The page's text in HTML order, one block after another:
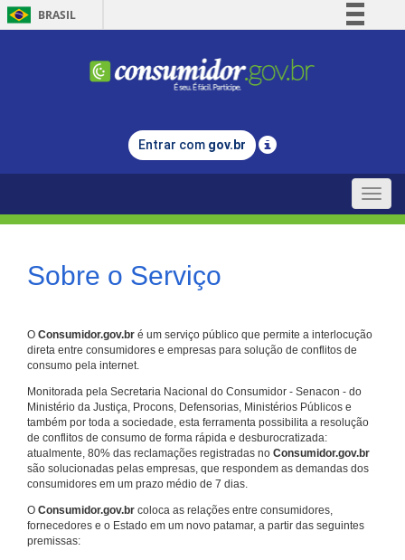
BRASIL
Comunica BR
Legislação
Entrar com gov.br
Toggle
Sobre o Serviço
O Consumidor.gov.br é um serviço público que permite a interlocução
direta entre consumidores e empresas para solução de conflitos de
consumo pela internet.
Monitorada pela Secretaria Nacional do Consumidor - Senacon - do
Ministério da Justiça, Procons, Defensorias, Ministérios Públicos e
também por toda a sociedade, esta ferramenta possibilita a resolução
de conflitos de consumo de forma rápida e desburocratizada:
atualmente, 80% das reclamações registradas no Consumidor.gov.br
são solucionadas pelas empresas, que respondem as demandas dos
consumidores em um prazo médio de 7 dias.
O Consumidor.gov.br coloca as relações entre consumidores,
fornecedores e o Estado em um novo patamar, a partir das seguintes
premissas: